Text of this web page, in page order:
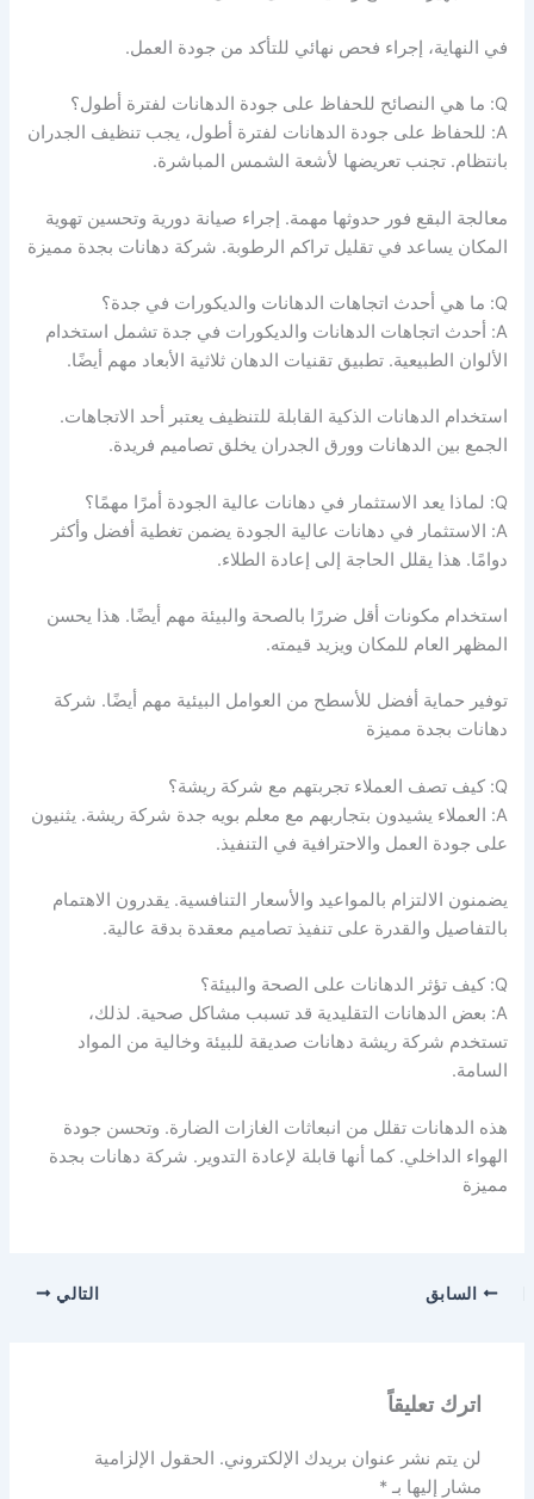
في النهاية، إجراء فحص نهائي للتأكد من جودة العمل.
Q: ما هي النصائح للحفاظ على جودة الدهانات لفترة أطول؟
A: للحفاظ على جودة الدهانات لفترة أطول، يجب تنظيف الجدران
بانتظام. تجنب تعريضها لأشعة الشمس المباشرة.
معالجة البقع فور حدوثها مهمة. إجراء صيانة دورية وتحسين تهوية
المكان يساعد في تقليل تراكم الرطوبة. شركة دهانات بجدة مميزة
Q: ما هي أحدث اتجاهات الدهانات والديكورات في جدة؟
A: أحدث اتجاهات الدهانات والديكورات في جدة تشمل استخدام
الألوان الطبيعية. تطبيق تقنيات الدهان ثلاثية الأبعاد مهم أيضًا.
استخدام الدهانات الذكية القابلة للتنظيف يعتبر أحد الاتجاهات.
الجمع بين الدهانات وورق الجدران يخلق تصاميم فريدة.
Q: لماذا يعد الاستثمار في دهانات عالية الجودة أمرًا مهمًا؟
A: الاستثمار في دهانات عالية الجودة يضمن تغطية أفضل وأكثر
دوامًا. هذا يقلل الحاجة إلى إعادة الطلاء.
استخدام مكونات أقل ضررًا بالصحة والبيئة مهم أيضًا. هذا يحسن
المظهر العام للمكان ويزيد قيمته.
توفير حماية أفضل للأسطح من العوامل البيئية مهم أيضًا. شركة
دهانات بجدة مميزة
Q: كيف تصف العملاء تجربتهم مع شركة ريشة؟
A: العملاء يشيدون بتجاربهم مع معلم بويه جدة شركة ريشة. يثنيون
على جودة العمل والاحترافية في التنفيذ.
يضمنون الالتزام بالمواعيد والأسعار التنافسية. يقدرون الاهتمام
بالتفاصيل والقدرة على تنفيذ تصاميم معقدة بدقة عالية.
Q: كيف تؤثر الدهانات على الصحة والبيئة؟
A: بعض الدهانات التقليدية قد تسبب مشاكل صحية. لذلك،
تستخدم شركة ريشة دهانات صديقة للبيئة وخالية من المواد
السامة.
هذه الدهانات تقلل من انبعاثات الغازات الضارة. وتحسن جودة
الهواء الداخلي. كما أنها قابلة لإعادة التدوير. شركة دهانات بجدة
مميزة
السابق التالي
اترك تعليقاً
لن يتم نشر عنوان بريدك الإلكتروني. الحقول الإلزامية
مشار إليها بـ*